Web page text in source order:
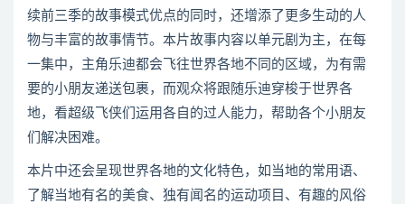
续前三季的故事模式优点的同时，还增添了更多生动的人
物与丰富的故事情节。本片故事内容以单元剧为主，在每
一集中，主角乐迪都会飞往世界各地不同的区域，为有需
要的小朋友递送包裹，而观众将跟随乐迪穿梭于世界各
地，看超级飞侠们运用各自的过人能力，帮助各个小朋友
们解决困难。
本片中还会呈现世界各地的文化特色，如当地的常用语、
了解当地有名的美食、独有闻名的运动项目、有趣的风俗